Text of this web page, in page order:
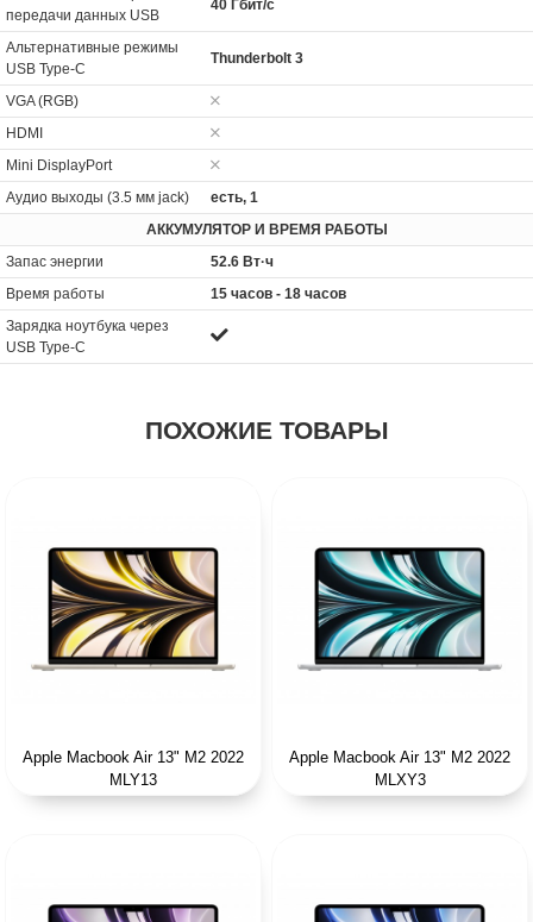
передачи данных USB
40 Гбит/с
Альтернативные режимы
USB Type-C
Thunderbolt 3
VGA (RGB)
HDMI
Mini DisplayPort
Аудио выходы (3.5 мм jack)
есть, 1
АККУМУЛЯТОР И ВРЕМЯ РАБОТЫ
Запас энергии
52.6 Вт·ч
Время работы
15 часов - 18 часов
Зарядка ноутбука через
USB Type-C
ПОХОЖИЕ ТОВАРЫ
Apple Macbook Air 13" M2 2022
MLY13
Apple Macbook Air 13" M2 2022
MLXY3